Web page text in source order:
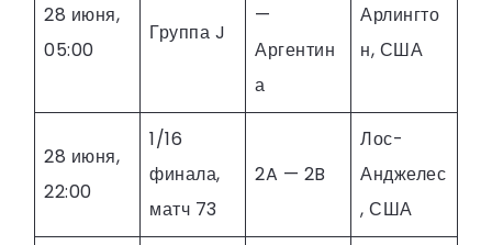
28 июня,
05:00
Группа J
—
Аргентин
а
Арлингто
н, США
28 июня,
22:00
1/16
финала,
матч 73
2A — 2B
Лос-
Анджелес
, США